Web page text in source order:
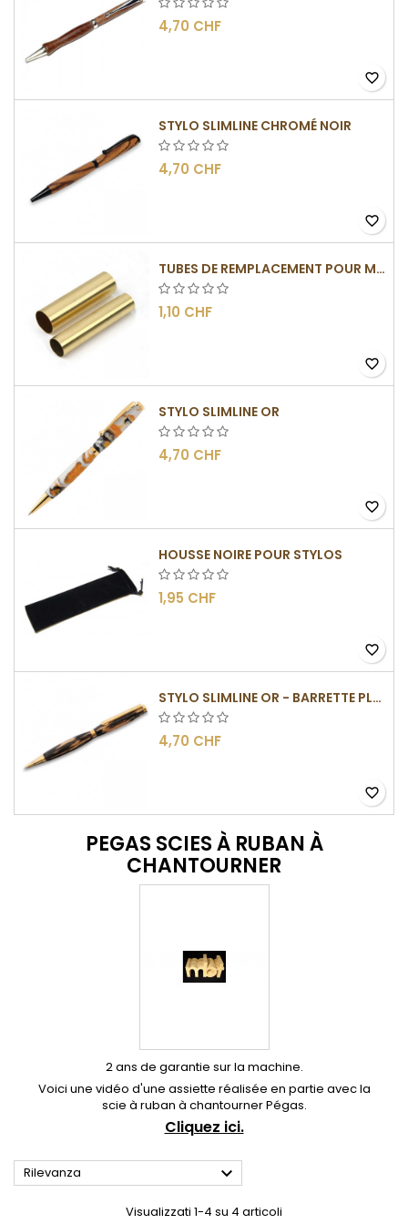
4,70 CHF
favorite_border
STYLO SLIMLINE CHROMÉ NOIR
4,70 CHF
favorite_border
TUBES DE REMPLACEMENT POUR MÉCANISMES SLIMLINE
1,10 CHF
favorite_border
STYLO SLIMLINE OR
4,70 CHF
favorite_border
HOUSSE NOIRE POUR STYLOS
1,95 CHF
favorite_border
STYLO SLIMLINE OR - BARRETTE PLATE
4,70 CHF
favorite_border
PEGAS SCIES À RUBAN À
CHANTOURNER
2 ans de garantie sur la machine.
Voici une vidéo d'une assiette réalisée en partie avec la
scie à ruban à chantourner Pégas.
Cliquez ici.
Rilevanza 
Visualizzati 1-4 su 4 articoli